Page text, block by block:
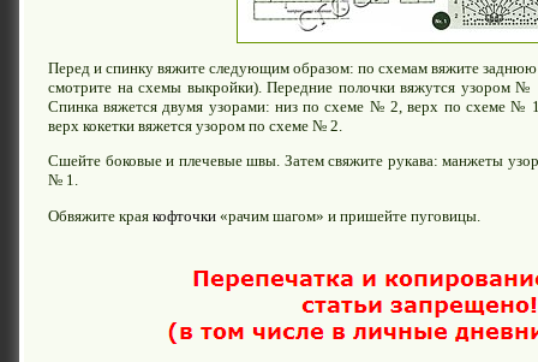
Перед и спинку вяжите следующим образом: по схемам вяжите заднюю
смотрите на схемы выкройки). Передние полочки вяжутся узором
Спинка вяжется двумя узорами: низ по схеме № 2, верх по схеме №
верх кокетки вяжется узором по схеме № 2.
Сшейте боковые и плечевые швы. Затем свяжите рукава: манжеты
№ 1.
Обвяжите края кофточки «рачим шагом» и пришейте пуговицы.